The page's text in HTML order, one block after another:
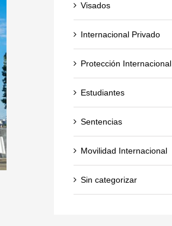
Visados
Internacional Privado
Protección Internacional
Estudiantes
Sentencias
Movilidad Internacional
Sin categorizar